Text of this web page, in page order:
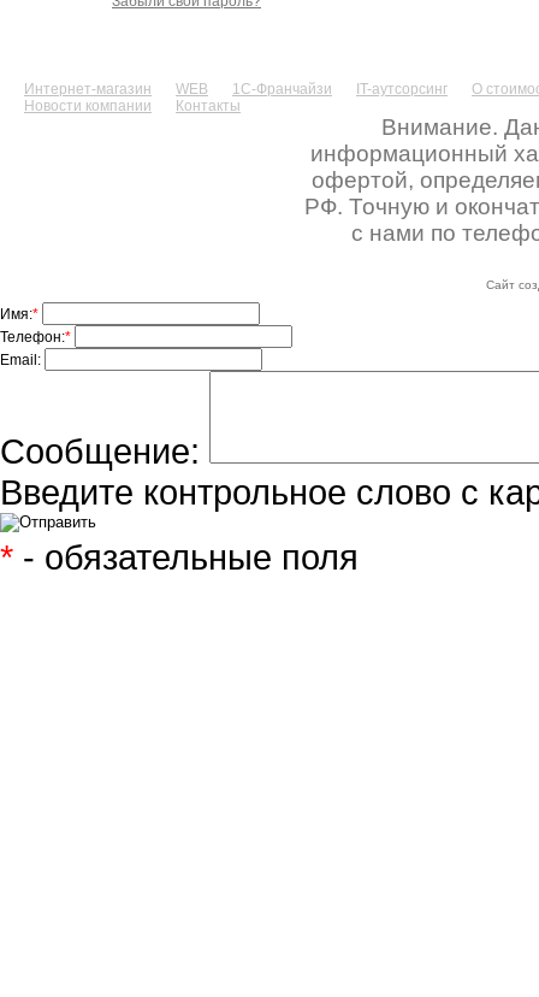
Интернет-магазин WEB 1С-Франчайзи IT-аутсорсинг
О
Новости компании
Контакты
Внимание.
информационный
офертой,
РФ. Точную и
с нами по
Сайт
Имя:*
Телефон:*
Email:
Сообщение:
Введите контрольное слово с
* - обязательные поля